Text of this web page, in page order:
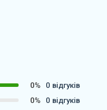
0%
0 відгуків
0%
0 відгуків